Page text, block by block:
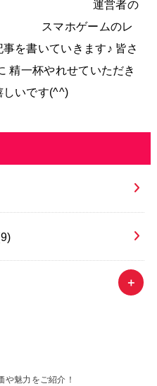
運営者の
ホゲームのレ
を書いていきます♪ 皆さ
精一杯やれせていただき
しいです(^^)
や魅力をご紹介！